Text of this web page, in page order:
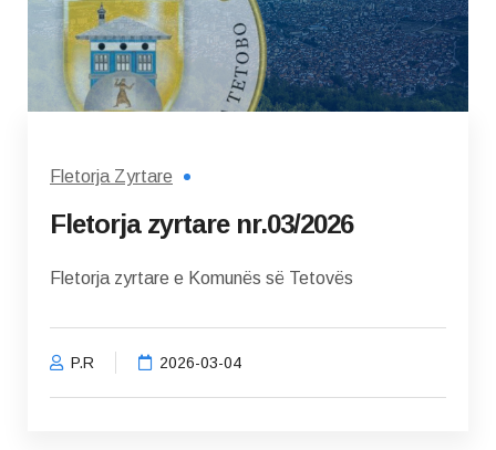
Fletorja Zyrtare
Fletorja zyrtare nr.03/2026
Fletorja zyrtare e Komunës së Tetovës
P.R 2026-03-04